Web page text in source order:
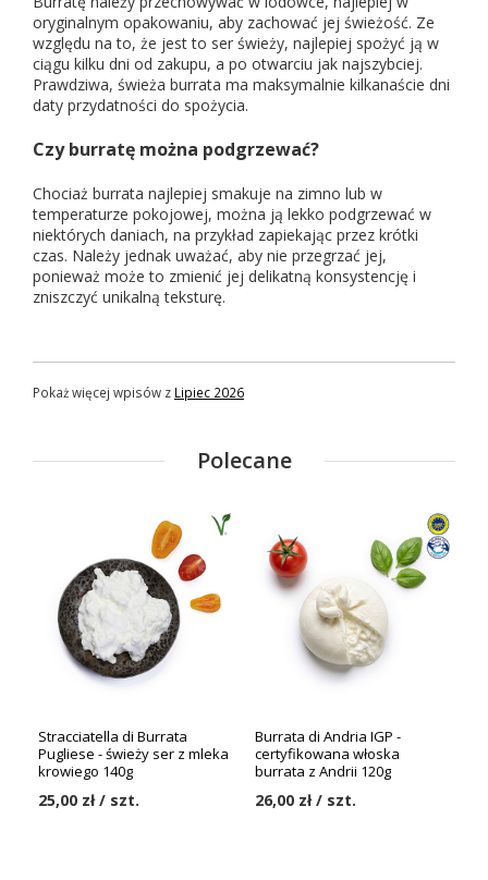
oryginalnym opakowaniu, aby zachować jej świeżość. Ze
względu na to, że jest to ser świeży, najlepiej spożyć ją w
ciągu kilku dni od zakupu, a po otwarciu jak najszybciej.
Prawdziwa, świeża burrata ma maksymalnie kilkanaście dni
daty przydatności do spożycia.
Czy burratę można podgrzewać?
Chociaż burrata najlepiej smakuje na zimno lub w
temperaturze pokojowej, można ją lekko podgrzewać w
niektórych daniach, na przykład zapiekając przez krótki
czas. Należy jednak uważać, aby nie przegrzać jej,
ponieważ może to zmienić jej delikatną konsystencję i
zniszczyć unikalną teksturę.
Pokaż więcej wpisów z Lipiec 2026
Polecane
Stracciatella di Burrata
Pugliese - świeży ser z mleka
krowiego 140g
25,00 zł / szt.
Burrata di Andria IGP -
certyfikowana włoska
burrata z Andrii 120g
26,00 zł / szt.